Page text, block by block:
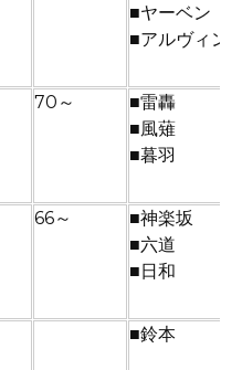
■ヤーベン
■アルヴィン
70～
■雷轟
■風薙
■暮羽
66～
■神楽坂
■六道
■日和
■鈴本